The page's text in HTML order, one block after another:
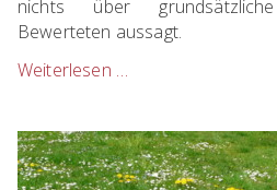
nichts über
Bewerteten aussagt.
Weiterlesen …
nicht
bewerten